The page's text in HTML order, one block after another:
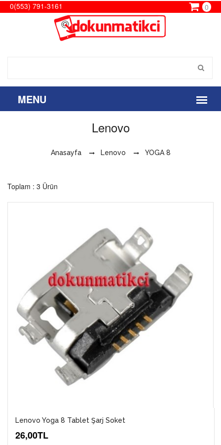
0(553) 791-3161 0
Lenovo
Anasayfa Lenovo YOGA 8
Toplam : 3 Ürün
Lenovo Yoga 8 Tablet Şarj Soket
26,00TL